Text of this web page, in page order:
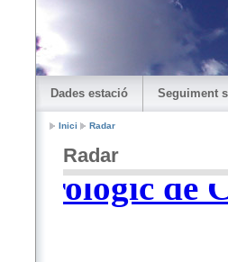
Dades estació Seguiment
Inici Radar
Radar